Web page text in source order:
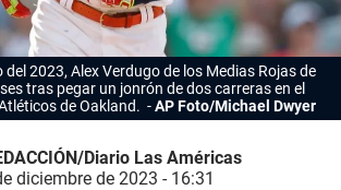
del 2023, Alex Verdugo de los Medias Rojas de
tras pegar un jonrón de dos carreras en el
de Oakland.
AP Foto/Michael Dwyer
Diario Las Américas
diciembre de 2023 - 16:31